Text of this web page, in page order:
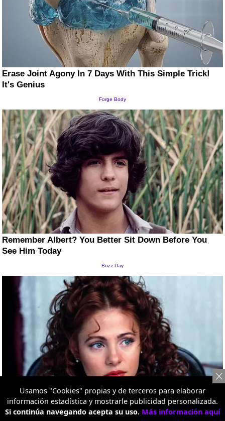
Usamos "Cookies" propias y de terceros para elaborar
información estadística y mostrarle publicidad personalizada.
Si continúa navegando acepta su uso. Más información aquí